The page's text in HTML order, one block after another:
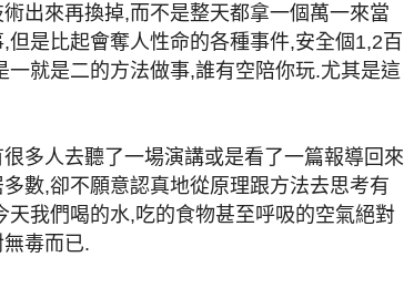
出來再換掉,而不是整天都拿一個萬一來當
是比起會奪人性命的各種事件,安全個1,2百
就是二的方法做事,誰有空陪你玩.尤其是這
多人去聽了一場演講或是看了一篇報導回來
數,卻不願意認真地從原理跟方法去思考有
我們喝的水,吃的食物甚至呼吸的空氣絕對
毒而已.